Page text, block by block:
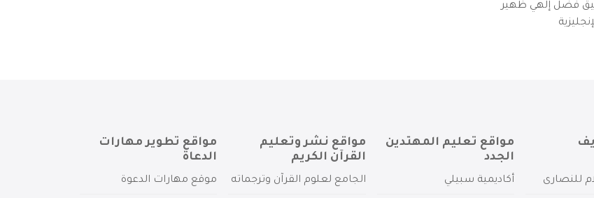
فضل إلهي ظهير
للنصارى
مواقع تعليم المهتدين
الجدد
أكاديمية سبيلي
مواقع نشر وتعليم
القرآن الكريم
الجامع لعلوم القرآن وترجماته
مواقع تطوير مهارات
الدعاة
موقع مهارات الدعوة